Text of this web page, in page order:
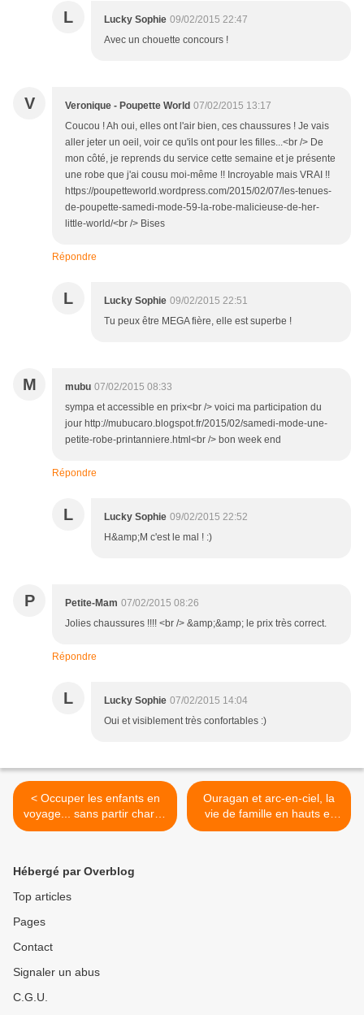
L Lucky Sophie 09/02/2015 22:47
Avec un chouette concours !
V Veronique - Poupette World 07/02/2015 13:17
Coucou ! Ah oui, elles ont l'air bien, ces chaussures ! Je vais
aller jeter un oeil, voir ce qu'ils ont pour les filles...<br /> De
mon côté, je reprends du service cette semaine et je présente
une robe que j'ai cousu moi-même !! Incroyable mais VRAI !!
https://poupetteworld.wordpress.com/2015/02/07/les-tenues-
de-poupette-samedi-mode-59-la-robe-malicieuse-de-her-
little-world/<br /> Bises
Répondre
L Lucky Sophie 09/02/2015 22:51
Tu peux être MEGA fière, elle est superbe !
M mubu 07/02/2015 08:33
sympa et accessible en prix<br /> voici ma participation du
jour http://mubucaro.blogspot.fr/2015/02/samedi-mode-une-
petite-robe-printanniere.html<br /> bon week end
Répondre
L Lucky Sophie 09/02/2015 22:52
H&amp;M c'est le mal ! :)
P Petite-Mam 07/02/2015 08:26
Jolies chaussures !!!! <br /> &amp;&amp; le prix très correct.
Répondre
L Lucky Sophie 07/02/2015 14:04
Oui et visiblement très confortables :)
< Occuper les enfants en
voyage... sans partir chargé
comme un mulet !
Ouragan et arc-en-ciel, la
vie de famille en hauts et
bas... >
Hébergé par Overblog
Top articles
Pages
Contact
Signaler un abus
C.G.U.